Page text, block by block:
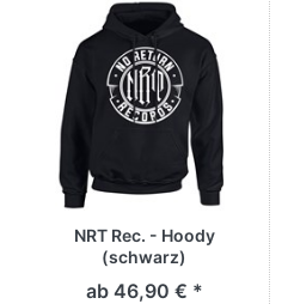
NRT Rec. - Hoody
(schwarz)
ab 46,90 € *